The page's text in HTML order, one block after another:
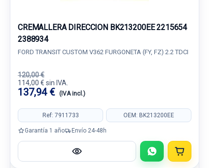
CREMALLERA DIRECCION BK213200EE 2215654
2388934
FORD TRANSIT CUSTOM V362 FURGONETA (FY, FZ) 2.2 TDCI
120,00 €
114,00 € sin IVA.
137,94 € (IVA incl.)
Ref: 7911733 OEM: BK213200EE
Garantía 1 año Envío 24-48h